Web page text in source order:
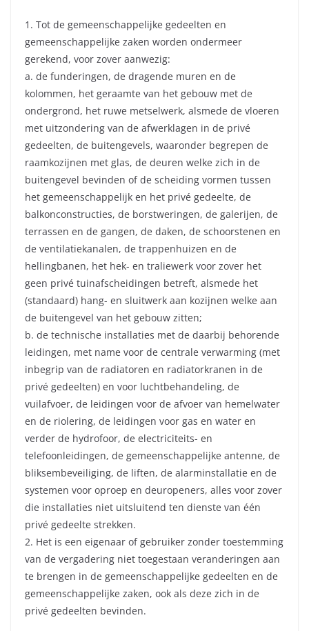
1. Tot de gemeenschappelijke gedeelten en
gemeenschappelijke zaken worden ondermeer
gerekend, voor zover aanwezig:
a. de funderingen, de dragende muren en de
kolommen, het geraamte van het gebouw met de
ondergrond, het ruwe metselwerk, alsmede de vloeren
met uitzondering van de afwerklagen in de privé
gedeelten, de buitengevels, waaronder begrepen de
raamkozijnen met glas, de deuren welke zich in de
buitengevel bevinden of de scheiding vormen tussen
het gemeenschappelijk en het privé gedeelte, de
balkonconstructies, de borstweringen, de galerijen, de
terrassen en de gangen, de daken, de schoorstenen en
de ventilatiekanalen, de trappenhuizen en de
hellingbanen, het hek- en traliewerk voor zover het
geen privé tuinafscheidingen betreft, alsmede het
(standaard) hang- en sluitwerk aan kozijnen welke aan
de buitengevel van het gebouw zitten;
b. de technische installaties met de daarbij behorende
leidingen, met name voor de centrale verwarming (met
inbegrip van de radiatoren en radiatorkranen in de
privé gedeelten) en voor luchtbehandeling, de
vuilafvoer, de leidingen voor de afvoer van hemelwater
en de riolering, de leidingen voor gas en water en
verder de hydrofoor, de electriciteits- en
telefoonleidingen, de gemeenschappelijke antenne, de
bliksembeveiliging, de liften, de alarminstallatie en de
systemen voor oproep en deuropeners, alles voor zover
die installaties niet uitsluitend ten dienste van één
privé gedeelte strekken.
2. Het is een eigenaar of gebruiker zonder toestemming
van de vergadering niet toegestaan veranderingen aan
te brengen in de gemeenschappelijke gedeelten en de
gemeenschappelijke zaken, ook als deze zich in de
privé gedeelten bevinden.